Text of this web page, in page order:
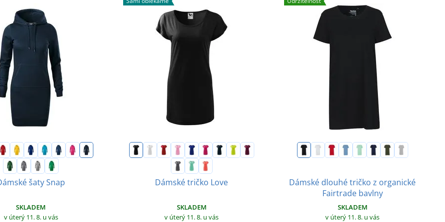
šaty Snap
SKLADEM
v úterý 11. 8. u vás
Dámské tričko Love
SKLADEM
v úterý 11. 8. u vás
Dámské dlouhé tričko z organické
Fairtrade bavlny
SKLADEM
v úterý 11. 8. u vás